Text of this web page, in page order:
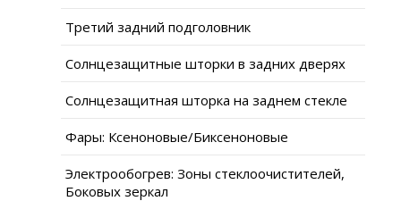
Третий задний подголовник
Солнцезащитные шторки в задних дверях
Солнцезащитная шторка на заднем стекле
Фары: Ксеноновые/Биксеноновые
Электрообогрев: Зоны стеклоочистителей,
Боковых зеркал